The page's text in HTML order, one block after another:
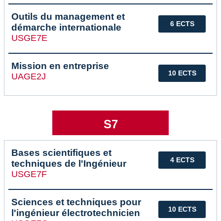
6 ECTS
Outils du management et
démarche internationale
USGE7E
10 ECTS
Mission en entreprise
UAGE2J
S7
4 ECTS
Bases scientifiques et
techniques de l'Ingénieur
USGE7F
10 ECTS
Sciences et techniques pour
l'ingénieur électrotechnicien